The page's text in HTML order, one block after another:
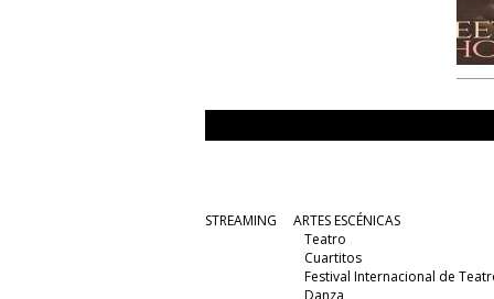
STREAMING
ARTES ESCÉNICAS
Teatro
Cuartitos
Festival Internacional de
Danza